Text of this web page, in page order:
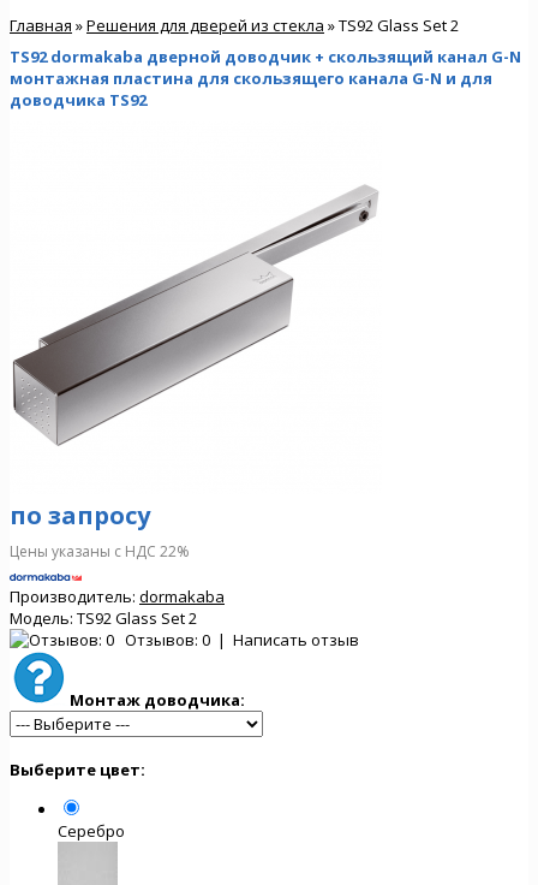
Главная »Решения для дверей из стекла » TS92 Glass Set 2
TS92 dormakaba дверной доводчик + скользящий канал G-N
монтажная пластина для скользящего канала G-N и для
доводчика TS92
по запросу
Цены указаны с НДС 22%
Производитель: dormakaba
Модель: TS92 Glass Set 2
Отзывов: 0 | Написать отзыв
Монтаж доводчика:
Выберите цвет:
Серебро